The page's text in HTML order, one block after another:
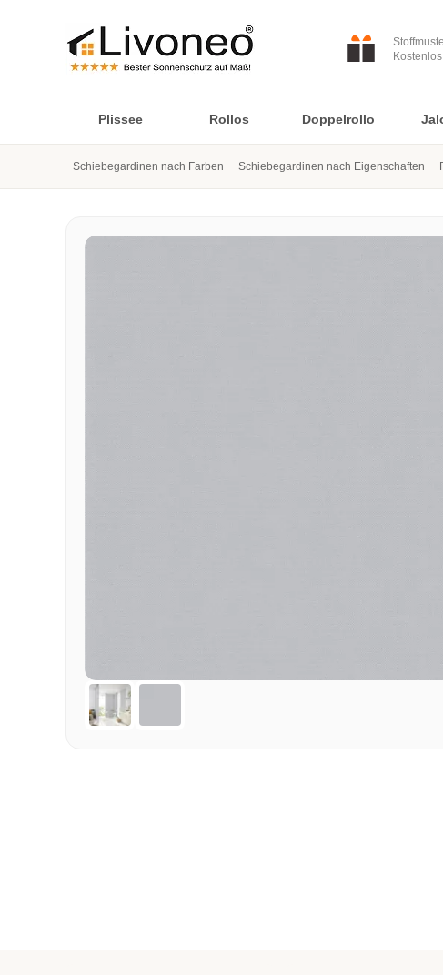
Kostenlos
Plissee Rollos Doppelrollo
Schiebegardinen nach Farben Schiebegardinen nach Eigenschaften